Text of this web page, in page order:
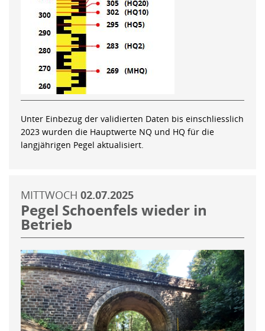
Unter Einbezug der validierten Daten bis einschliesslich
2023 wurden die Hauptwerte NQ und HQ für die
langjährigen Pegel aktualisiert.
MITTWOCH 02.07.2025
Pegel Schoenfels wieder in
Betrieb